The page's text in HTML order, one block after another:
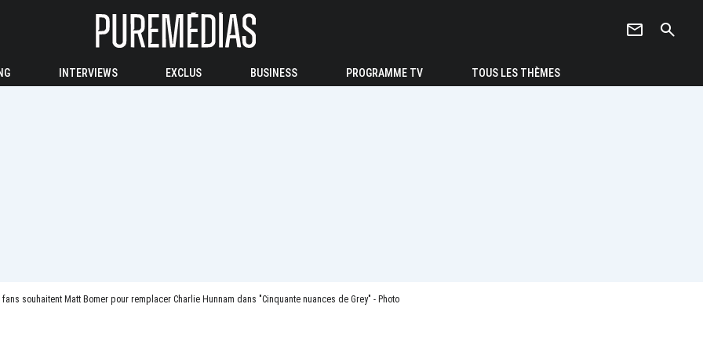
newsletter search
INTERVIEWS EXCLUS BUSINESS PROGRAMME TV TOUS LES THÈMES
fans souhaitent Matt Bomer pour remplacer Charlie Hunnam dans "Cinquante nuances de Grey" - Photo